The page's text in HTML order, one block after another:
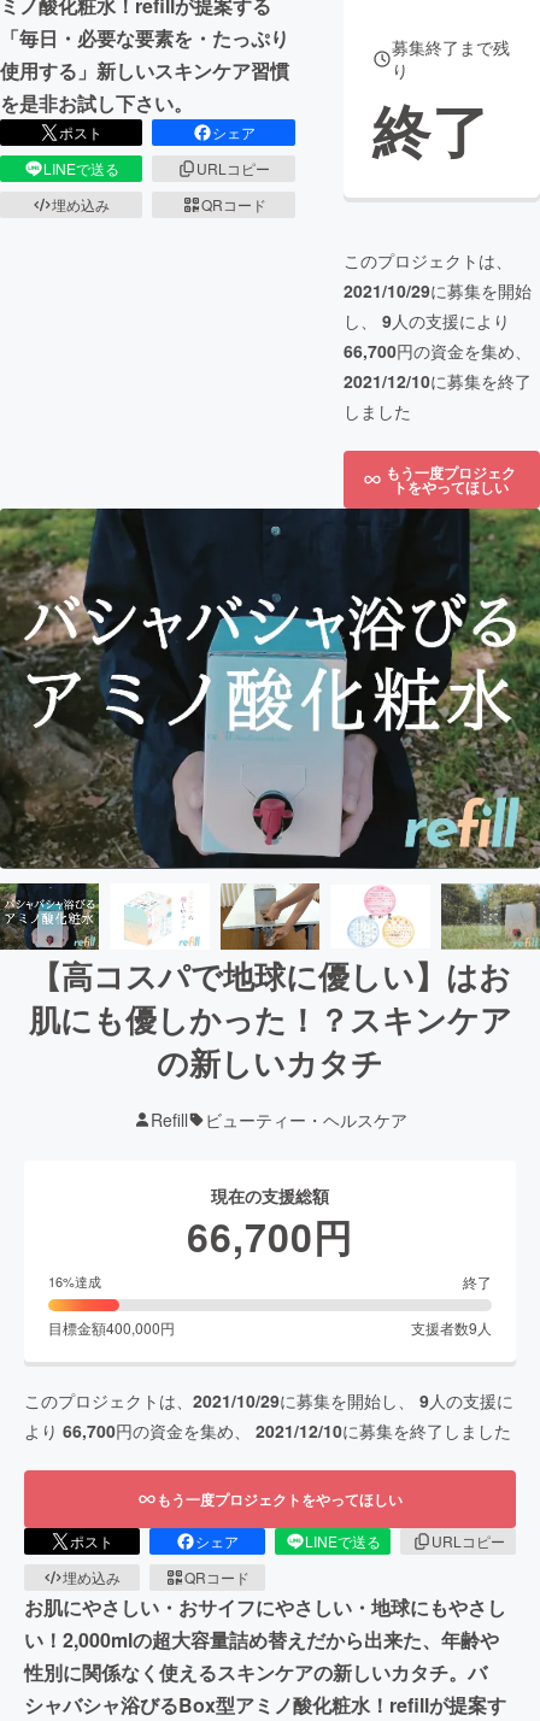
ミノ酸化粧水！refillが提案する
「毎日・必要な要素を・たっぷり
使用する」新しいスキンケア習慣
を是非お試し下さい。
ポスト
シェア
LINEで送る
URLコピー
埋め込み
QRコード
募集終了まで残
り
終了
このプロジェクトは、
2021/10/29に募集を開始
し、 9人の支援により
66,700円の資金を集め、
2021/12/10に募集を終了
しました
もう一度プロジェク
トをやってほしい
【高コスパで地球に優しい】はお
肌にも優しかった！？スキンケア
の新しいカタチ
Refill ビューティー・ヘルスケア
現在の支援総額
66,700円
16%達成 終了
目標金額400,000円 支援者数9 人
このプロジェクトは、 2021/10/29に募集を開始し、 9人の支援に
より 66,700円の資金を集め、 2021/12/10に募集を終了しました
もう一度プロジェクトをやってほしい
ポスト シェア LINEで送る
URLコピー
埋め込み
QRコード
お肌にやさしい・おサイフにやさしい・地球にもやさし
い！2,000mlの超大容量詰め替えだから出来た、年齢や
性別に関係なく使えるスキンケアの新しいカタチ。バ
シャバシャ浴びるBox型アミノ酸化粧水！refillが提案す